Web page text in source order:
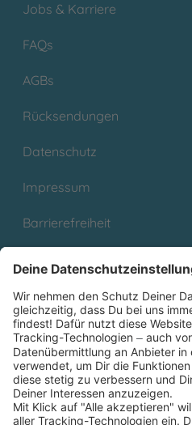
Jobs & Karriere
FAQs
AGBs
Rücksendungen
Datenschutz
Impressum
Barrierefreiheit
Partnerprogramm (Affiliate)
Folge uns auf